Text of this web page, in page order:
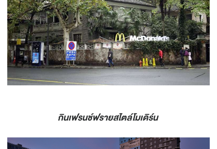
กินเฟรนช์ฟรายสไตล์โมเดิร์น